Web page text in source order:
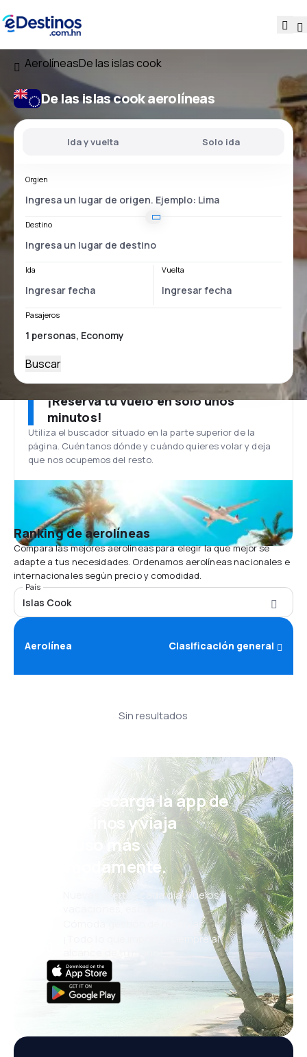
AerolíneasDe las islas cook
De las islas cook aerolíneas
Ida y vuelta Solo ida
Orgien
Destino
Ida Vuelta
Pasajeros
Buscar
¡Reserva tu vuelo en solo unos
minutos!
Utiliza el buscador situado en la parte superior de la
página. Cuéntanos dónde y cuándo quieres volar y deja
que nos ocupemos del resto.
Ranking de aerolíneas
Compara las mejores aerolíneas para elegir la que mejor se
adapte a tus necesidades. Ordenamos aerolíneas nacionales e
internacionales según precio y comodidad.
País
Islas Cook
Aerolínea Clasificación general
Sin resultados
¡Eh! Descarga la app de
eDestinos y viaja
incluso más
cómodamente.
Nuevas ofertas cada día: vuelos,
vacaciones, escapadas
Cómoda gestión de reservas
¡Todo lo que importa, siempre al